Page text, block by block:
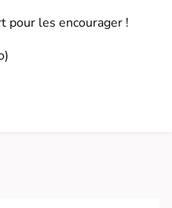
pour les encourager !